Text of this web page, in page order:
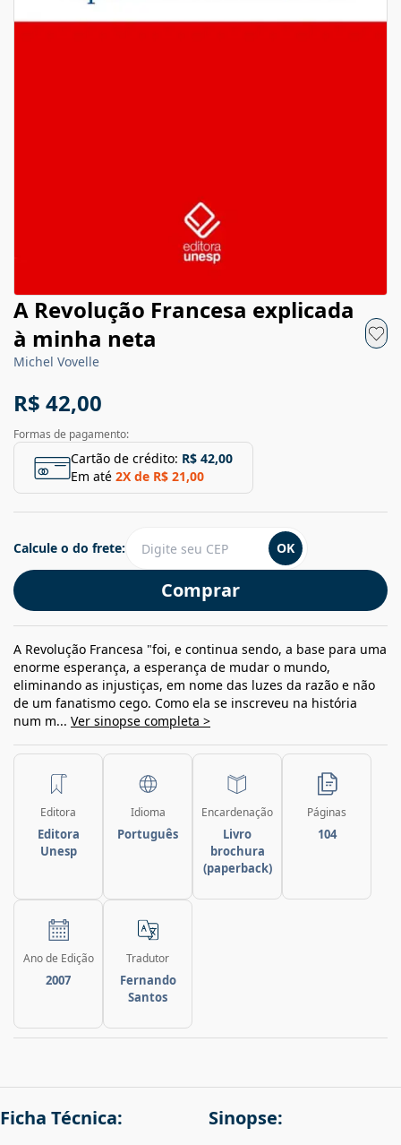
A Revolução Francesa explicada
à minha neta
Michel Vovelle
R$ 42,00
Formas de pagamento:
Cartão de crédito: R$ 42,00
Em até 2X de R$ 21,00
Comprar
Calcule o do frete: OK
A Revolução Francesa "foi, e continua sendo, a base para uma
enorme esperança, a esperança de mudar o mundo,
eliminando as injustiças, em nome das luzes da razão e não
de um fanatismo cego. Como ela se inscreveu na história
num m... Ver sinopse completa >
Editora
Editora
Unesp
Idioma
Português
Encardenação
Livro
brochura
(paperback)
Páginas
104
Ano de Edição
2007
Tradutor
Fernando
Santos
Ficha Técnica: Sinopse: